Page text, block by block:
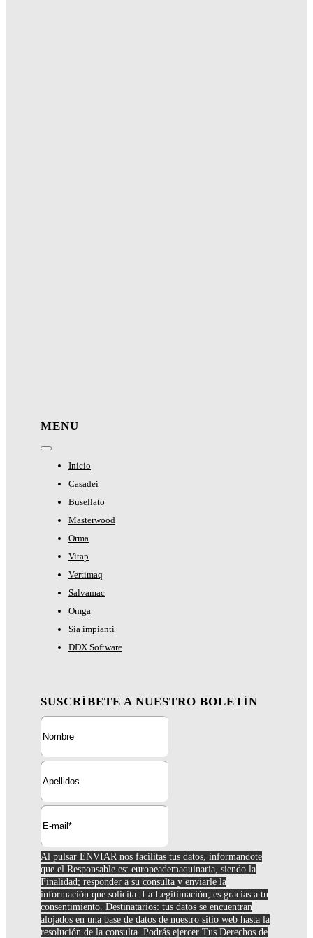
MENU
Toggle
Navigation
Inicio
Casadei
Busellato
Masterwood
Orma
Vitap
Vertimaq
Salvamac
Omga
Sia impianti
DDX Software
SUSCRÍBETE A NUESTRO BOLETÍN
Al pulsar ENVIAR nos facilitas tus datos, informandote
que el Responsable es: europeademaquinaria, siendo la
Finalidad; responder a su consulta y enviarle la
información que solicita. La Legitimación; es gracias a tu
consentimiento. Destinatarios: tus datos se encuentran
alojados en una base de datos de nuestro sitio web hasta la
resolución de la consulta. Podrás ejercer Tus Derechos de